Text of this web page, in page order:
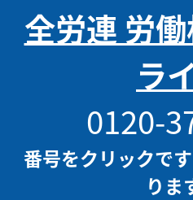
全労連 労
ラ
0120-
番号をクリックで
りま